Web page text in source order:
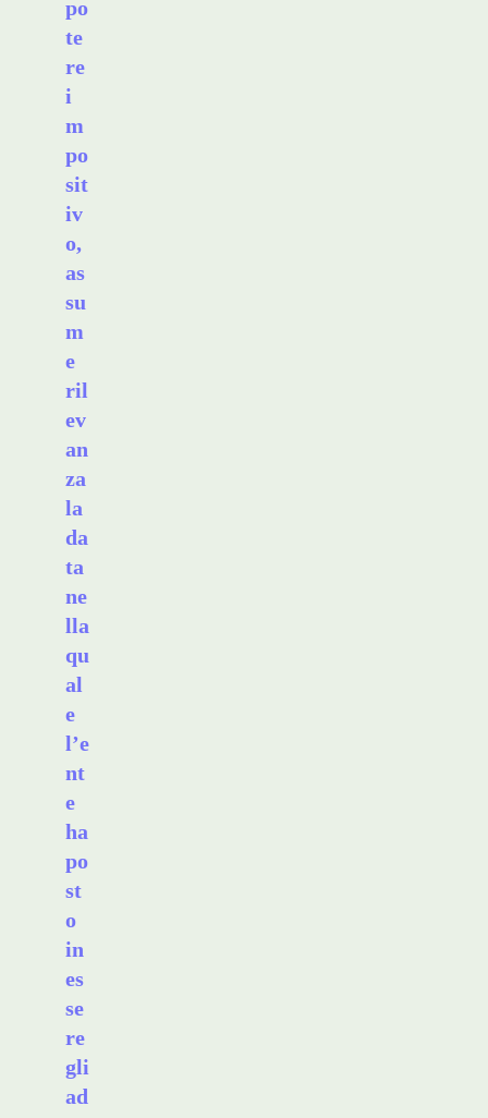
po
te
re
i
m
po
sit
iv
o,
as
su
m
e
ril
ev
an
za
la
da
ta
ne
lla
qu
al
e
l’e
nt
e
ha
po
st
o
in
es
se
re
gli
ad